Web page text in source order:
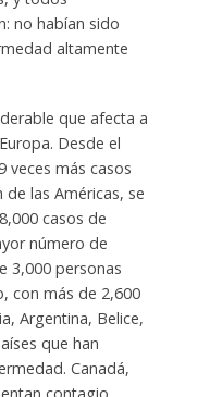
no habían sido
altamente
que afecta a
Desde el
veces más casos
las Américas, se
casos de
número de
3,000 personas
con más de 2,600
Argentina, Belice,
que han
Canadá,